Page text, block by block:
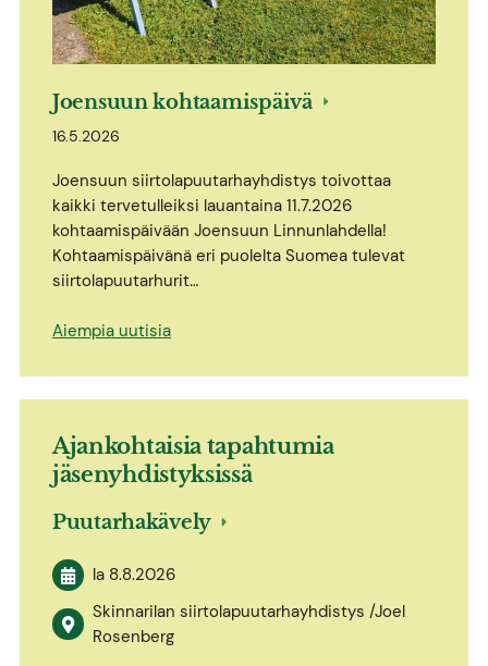
Joensuun kohtaamispäivä
16.5.2026
Joensuun siirtolapuutarhayhdistys toivottaa
kaikki tervetulleiksi lauantaina 11.7.2026
kohtaamispäivään Joensuun Linnunlahdella!
Kohtaamispäivänä eri puolelta Suomea tulevat
siirtolapuutarhurit…
Aiempia uutisia
Ajankohtaisia tapahtumia
jäsenyhdistyksissä
Puutarhakävely
la 8.8.2026
Skinnarilan siirtolapuutarhayhdistys /Joel
Rosenberg